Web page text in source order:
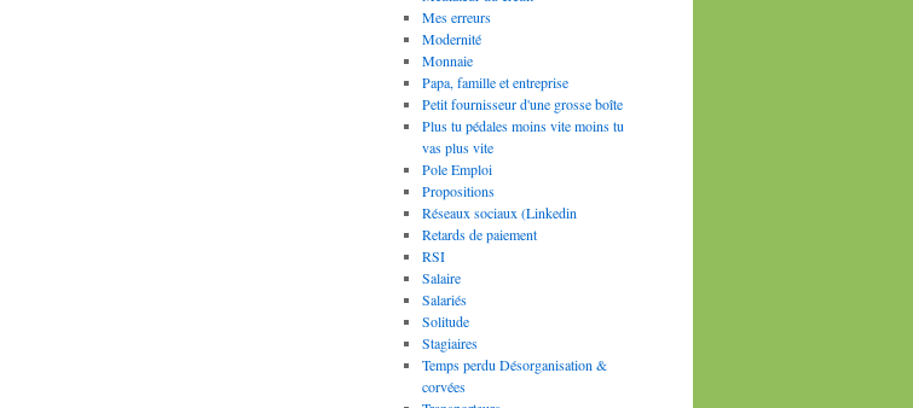
Mes erreurs
Modernité
Monnaie
Papa, famille et entreprise
Petit fournisseur d'une grosse boîte
Plus tu pédales moins vite moins tu
vas plus vite
Pole Emploi
Propositions
Réseaux sociaux (Linkedin
Retards de paiement
RSI
Salaire
Salariés
Solitude
Stagiaires
Temps perdu Désorganisation &
corvées